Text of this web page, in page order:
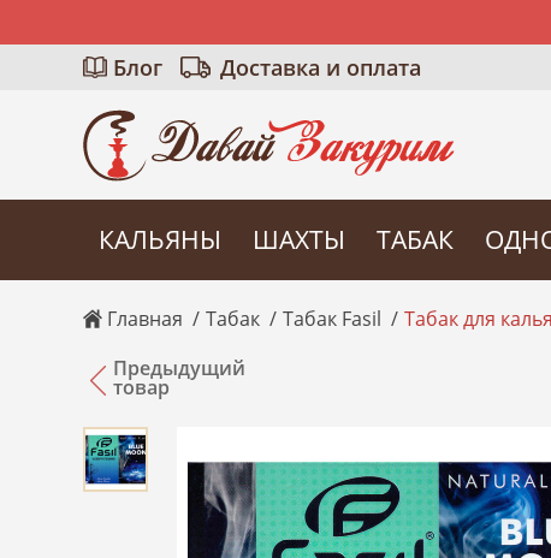
Блог Доставка и оплата
КАЛЬЯНЫ ШАХТЫ ТАБАК
Главная Табак Табак Fasil
Табак для
Предыдущий
товар